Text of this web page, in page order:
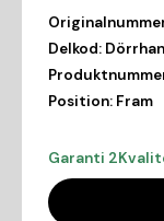
Delkod:
Position: Fram
Garanti 2